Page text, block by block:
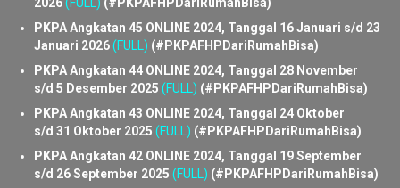
April 2026(FULL)(#PKPAFHPDariRumahBisa)
PKPA Angkatan 46 ONLINE 2024, Tanggal 13
Februari s/d 24 Februari
2026(FULL)(#PKPAFHPDariRumahBisa)
PKPA Angkatan 45 ONLINE 2024, Tanggal 16 Januari s/d 23
Januari 2026(FULL)(#PKPAFHPDariRumahBisa)
PKPA Angkatan 44 ONLINE 2024, Tanggal 28 November
s/d 5 Desember 2025(FULL)(#PKPAFHPDariRumahBisa)
PKPA Angkatan 43 ONLINE 2024, Tanggal 24 Oktober